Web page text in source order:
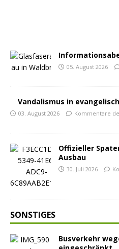
05. August 2026
Vandalismus in
03. August 2026 Kommentare
Offizieller
Ausbau
30. Juli 2026
SONSTIGES
Busverkehr